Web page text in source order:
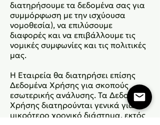
διατηρήσουμε τα δεδομένα σας για
συμμόρφωση με την ισχύουσα
νομοθεσία), να επιλύσουμε
διαφορές και να επιβάλλουμε τις
νομικές συμφωνίες και τις πολιτικές
μας.
Η Εταιρεία θα διατηρήσει επίσης
Δεδομένα Χρήσης για σκοπούς
εσωτερικής ανάλυσης. Τα Δεδομένα
Χρήσης διατηρούνται γενικά για
μικρότερο χρονικό διάστημα, εκτός